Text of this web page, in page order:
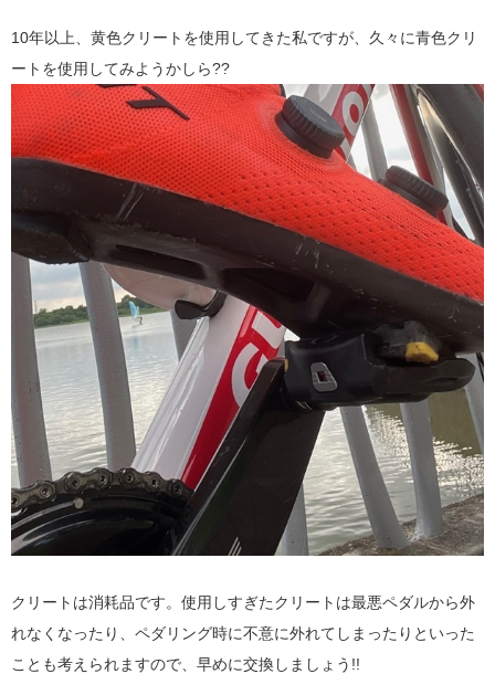
10年以上、黄色クリートを使用してきた私ですが、久々に青色クリ
ートを使用してみようかしら??
クリートは消耗品です。使用しすぎたクリートは最悪ペダルから外
れなくなったり、ペダリング時に不意に外れてしまったりといった
ことも考えられますので、早めに交換しましょう!!